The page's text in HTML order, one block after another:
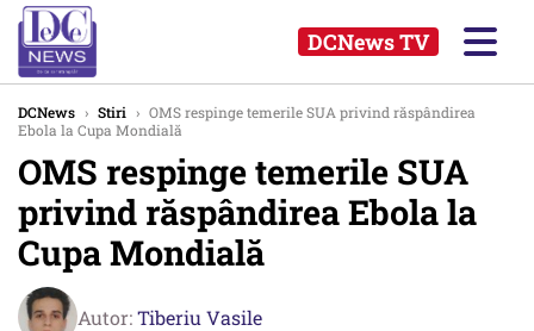
DCNews TV
DCNews › Stiri › OMS respinge temerile SUA privind răspândirea
Ebola la Cupa Mondială
OMS respinge temerile SUA
privind răspândirea Ebola la
Cupa Mondială
Autor:Tiberiu Vasile